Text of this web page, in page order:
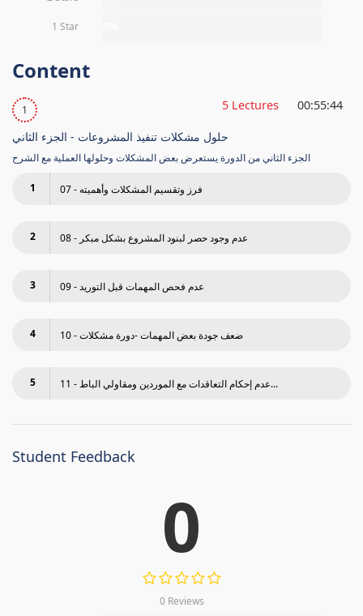
1 Star
Content
1 5 Lectures 00:55:44
حلول مشكلات تنفيذ المشروعات - الجزء الثاني
الجزء الثاني من الدورة يستعرض بعض المشكلات وحلولها العملية مع الشرح
1 07 - فرز وتقسيم المشكلات وأهميته
2 08 - عدم وجود حصر لبنود المشروع بشكل مبكر
3 09 - عدم فحص المھمات قبل التوريد
4 10 - ضعف جودة بعض المھمات -دورة مشكلات
5 11 - عدم إحكام التعاقدات مع الموردين ومقاولي الباط...
Student Feedback
0
0 Reviews